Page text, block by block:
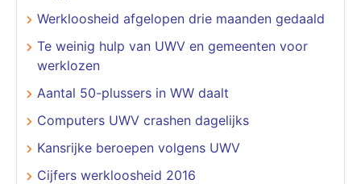
Werkloosheid afgelopen drie maanden gedaald
Te weinig hulp van UWV en gemeenten voor
werklozen
Aantal 50-plussers in WW daalt
Computers UWV crashen dagelijks
Kansrijke beroepen volgens UWV
Cijfers werkloosheid 2016